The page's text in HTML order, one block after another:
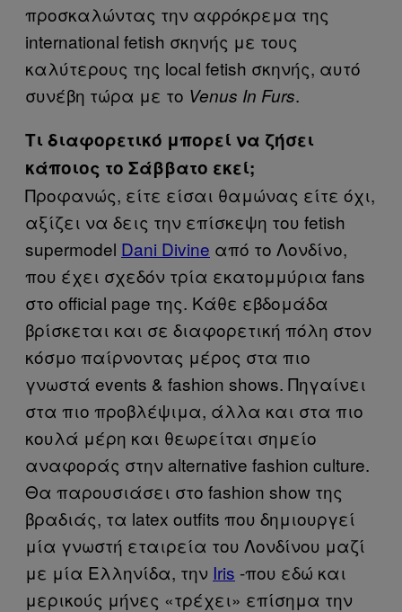
προσκαλώντας την αφρόκρεμα της
international fetish σκηνής με τους
καλύτερους της local fetish σκηνής, αυτό
συνέβη τώρα με το Venus In Furs.
Τι διαφορετικό μπορεί να ζήσει
κάποιος το Σάββατο εκεί;
Προφανώς, είτε είσαι θαμώνας είτε όχι,
αξίζει να δεις την επίσκεψη του fetish
supermodel Dani Divine από το Λονδίνο,
που έχει σχεδόν τρία εκατομμύρια fans
στο official page της. Κάθε εβδομάδα
βρίσκεται και σε διαφορετική πόλη στον
κόσμο παίρνοντας μέρος στα πιο
γνωστά events & fashion shows. Πηγαίνει
στα πιο προβλέψιμα, άλλα και στα πιο
κουλά μέρη και θεωρείται σημείο
αναφοράς στην alternative fashion culture.
Θα παρουσιάσει στο fashion show της
βραδιάς, τα latex outfits που δημιουργεί
μία γνωστή εταιρεία του Λονδίνου μαζί
με μία Ελληνίδα, την Iris -που εδώ και
μερικούς μήνες «τρέχει» επίσημα την